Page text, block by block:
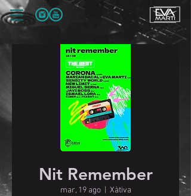
Nit Remember
mar, 19 ago
  |
Xàtiva